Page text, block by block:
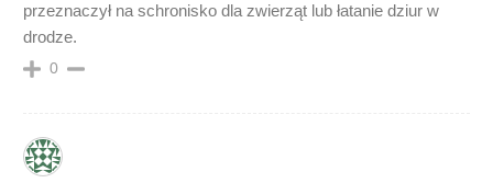
przeznaczył na schronisko dla zwierząt lub łatanie dziur w
drodze.
0